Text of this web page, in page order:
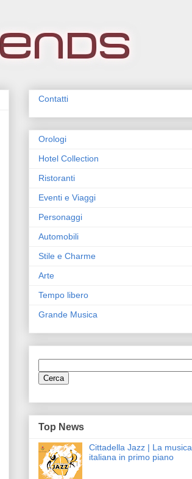
Contatti
Orologi
Hotel Collection
Ristoranti
Eventi e Viaggi
Personaggi
Automobili
Stile e Charme
Arte
Tempo libero
Grande Musica
Top News
Cittadella Jazz | La musica
italiana in primo piano